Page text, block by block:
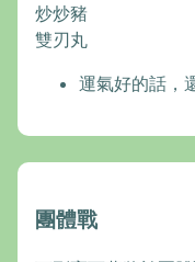
炒炒豬
雙刃丸
運氣好的話，
團體戰